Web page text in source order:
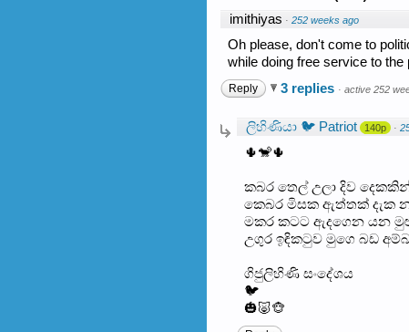
imithiyas · 252 weeks ago
Oh please, don't come to
while doing free service to the
Reply 3 replies · active 252
ලිහිණියා 🐦 Patriot 140p ·
🌵🐒🌵
කබර තෙල් උලා දිව
කෙබර මිසක ඇත්තක් දැක
මකර කටට ඇදගෙන යන
උගුර ඉඳිකටුව මුගෙ බඩ
ගිජුලිහිණි සංදේශය
🐦
🎃🐷🐵